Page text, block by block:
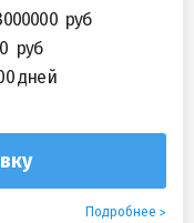
дней
Подробнее